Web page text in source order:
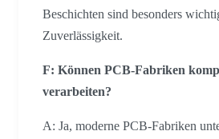
Beschichten sind besonders
Zuverlässigkeit.
F: Können PCB-Fabriken
verarbeiten?
A: Ja, moderne PCB-Fabriken